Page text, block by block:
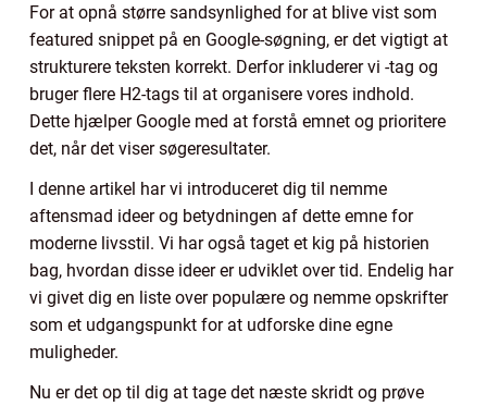
For at opnå større sandsynlighed for at blive vist som
featured snippet på en Google-søgning, er det vigtigt at
strukturere teksten korrekt. Derfor inkluderer vi -tag og
bruger flere H2-tags til at organisere vores indhold.
Dette hjælper Google med at forstå emnet og prioritere
det, når det viser søgeresultater.
I denne artikel har vi introduceret dig til nemme
aftensmad ideer og betydningen af dette emne for
moderne livsstil. Vi har også taget et kig på historien
bag, hvordan disse ideer er udviklet over tid. Endelig har
vi givet dig en liste over populære og nemme opskrifter
som et udgangspunkt for at udforske dine egne
muligheder.
Nu er det op til dig at tage det næste skridt og prøve